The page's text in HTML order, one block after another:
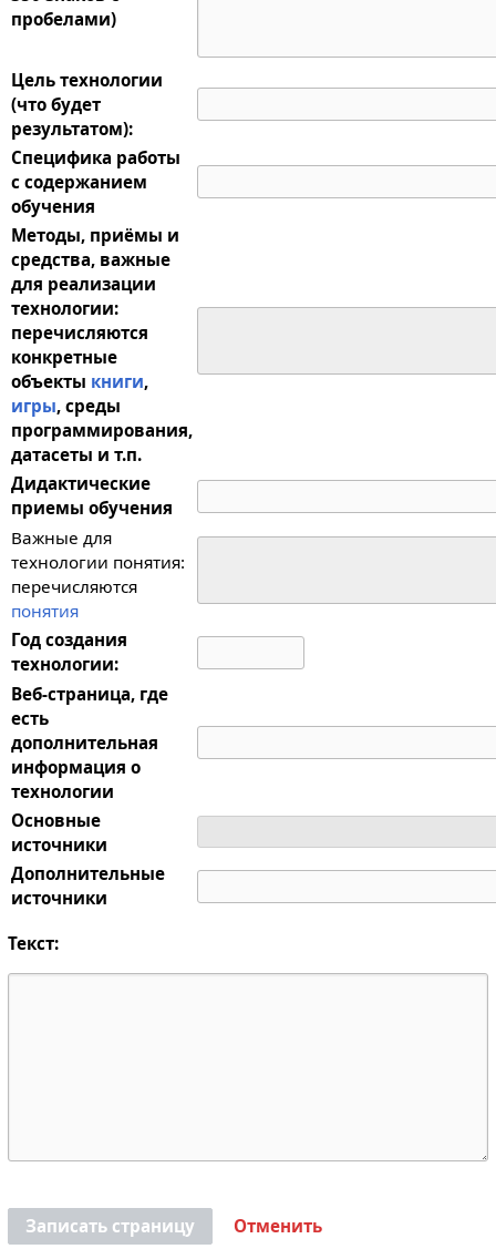
пробелами)
Цель технологии
(что будет
результатом):
Специфика работы
с содержанием
обучения
Методы, приёмы и
средства, важные
для реализации
технологии:
перечисляются
конкретные
объекты книги,
игры, среды
программирования,
датасеты и т.п.
Дидактические
приемы обучения
Важные для
технологии понятия:
перечисляются
понятия
Год создания
технологии:
Веб-страница, где
есть
дополнительная
информация о
технологии
Основные
источники
Дополнительные
источники
Текст:
Записать страницу Отменить